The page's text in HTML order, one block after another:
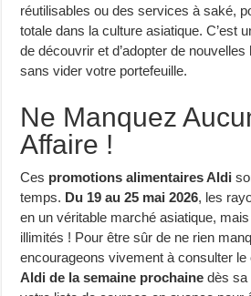
réutilisables ou des services à saké,
totale dans la culture asiatique. C’est
de découvrir et d’adopter de
sans vider votre portefeuille.
Ne Manquez
Affaire !
Ces promotions alimentaires Aldi
temps. Du 19 au 25 mai 2026, les
en un véritable marché asiatique,
illimités ! Pour être sûr de ne rien
encourageons vivement à consulter le
Aldi de la semaine prochaine dès sa